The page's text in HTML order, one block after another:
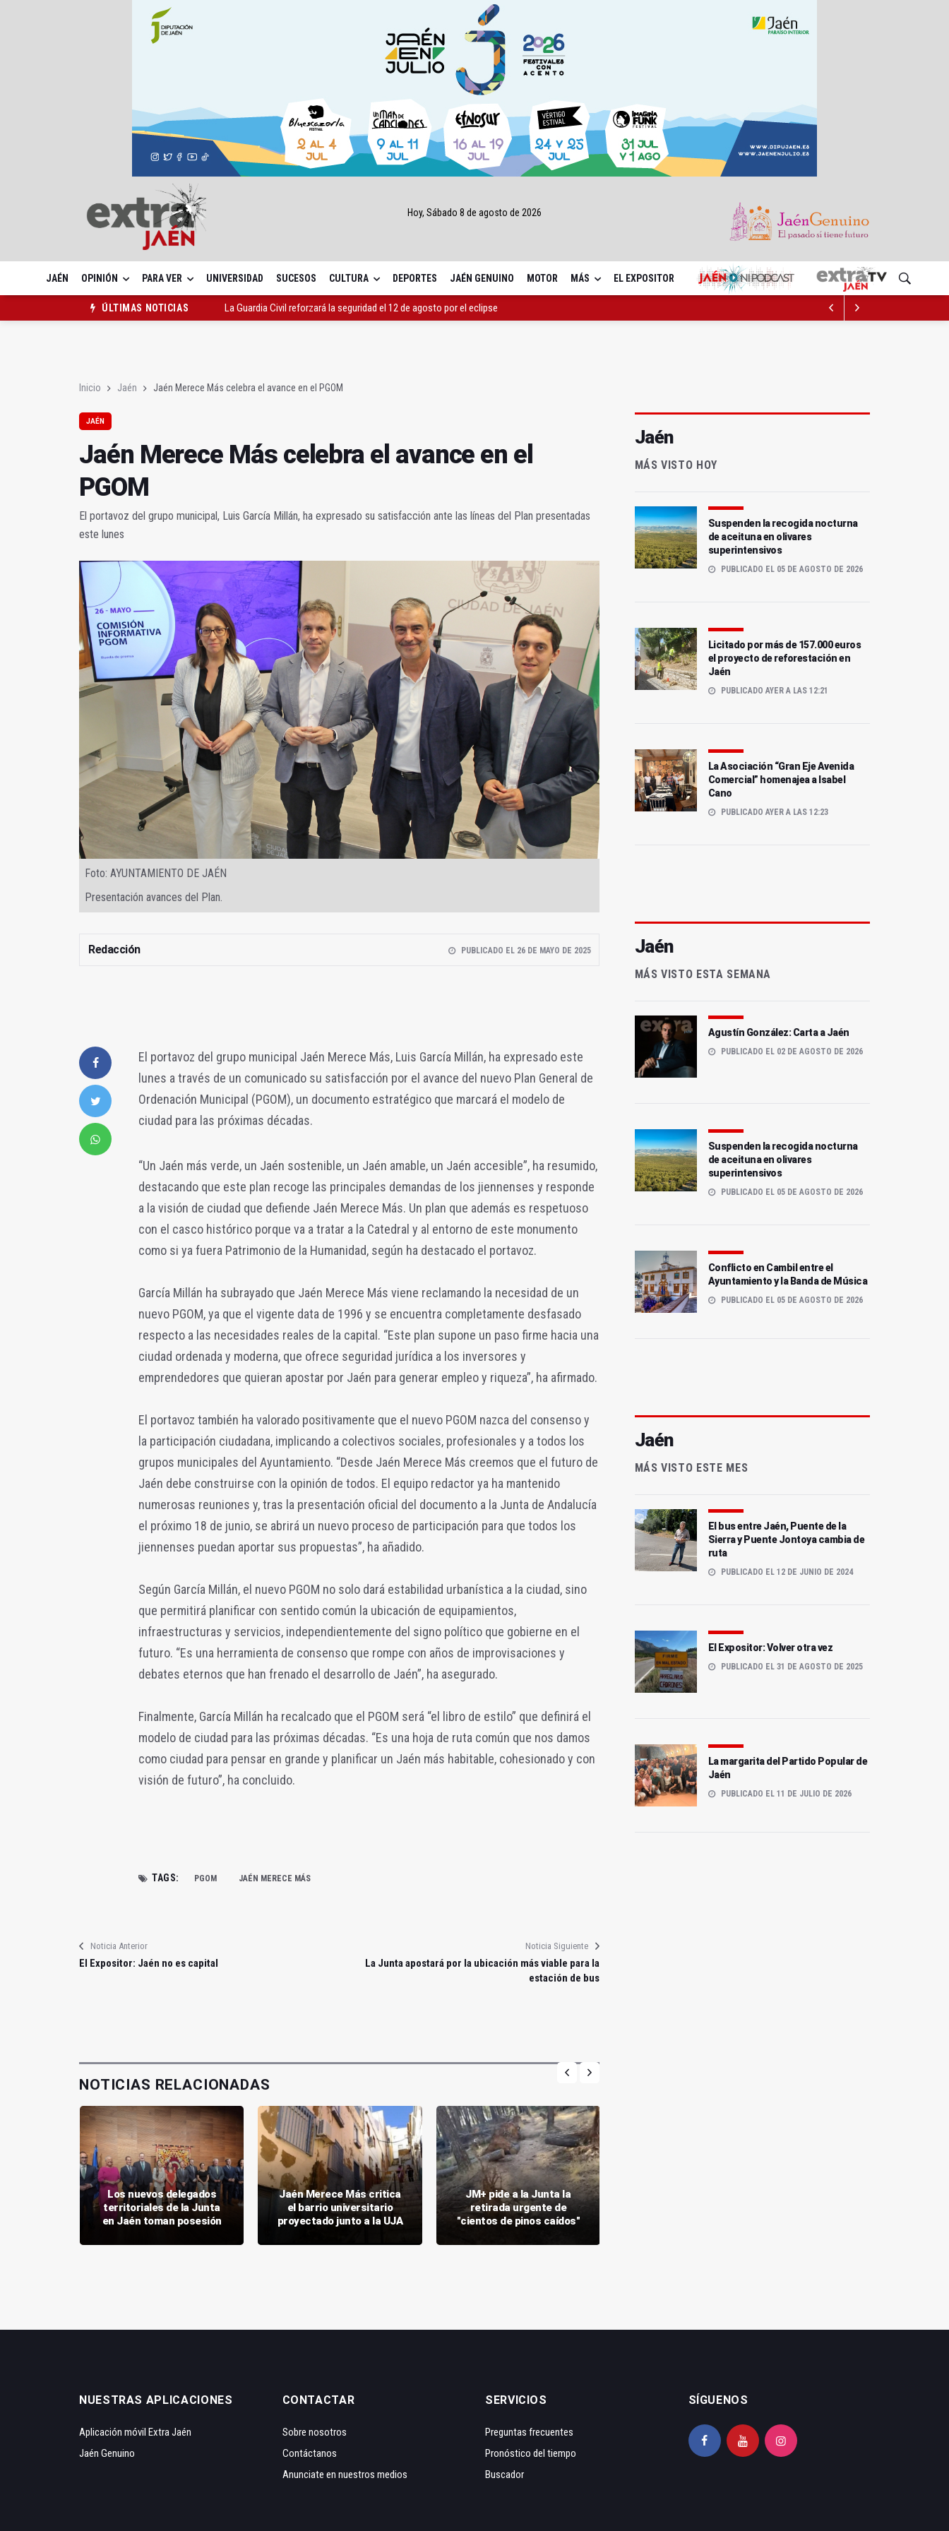
Hoy, Sábado 8 de agosto de 2026
JAÉN OPINIÓN PARA VER UNIVERSIDAD SUCESOS CULTURA DEPORTES JAÉN GENUINO MOTOR MÁS EL EXPOSITOR
ÚLTIMAS NOTICIAS
La Guardia Civil reforzará la seguridad el 12 de agosto por el eclipse
Inicio Jaén Jaén Merece Más celebra el avance en el PGOM
JAÉN
Jaén Merece Más celebra el avance en el
PGOM
El portavoz del grupo municipal, Luis García Millán, ha expresado su satisfacción ante las líneas del Plan presentadas
este lunes
Foto: AYUNTAMIENTO DE JAÉN
Presentación avances del Plan.
Redacción PUBLICADO EL 26 DE MAYO DE 2025
El portavoz del grupo municipal Jaén Merece Más, Luis García Millán, ha expresado este
lunes a través de un comunicado su satisfacción por el avance del nuevo Plan General de
Ordenación Municipal (PGOM), un documento estratégico que marcará el modelo de
ciudad para las próximas décadas.
“Un Jaén más verde, un Jaén sostenible, un Jaén amable, un Jaén accesible”, ha resumido,
destacando que este plan recoge las principales demandas de los jiennenses y responde
a la visión de ciudad que defiende Jaén Merece Más. Un plan que además es respetuoso
con el casco histórico porque va a tratar a la Catedral y al entorno de este monumento
como si ya fuera Patrimonio de la Humanidad, según ha destacado el portavoz.
García Millán ha subrayado que Jaén Merece Más viene reclamando la necesidad de un
nuevo PGOM, ya que el vigente data de 1996 y se encuentra completamente desfasado
respecto a las necesidades reales de la capital. “Este plan supone un paso firme hacia una
ciudad ordenada y moderna, que ofrece seguridad jurídica a los inversores y
emprendedores que quieran apostar por Jaén para generar empleo y riqueza”, ha afirmado.
El portavoz también ha valorado positivamente que el nuevo PGOM nazca del consenso y
la participación ciudadana, implicando a colectivos sociales, profesionales y a todos los
grupos municipales del Ayuntamiento. “Desde Jaén Merece Más creemos que el futuro de
Jaén debe construirse con la opinión de todos. El equipo redactor ya ha mantenido
numerosas reuniones y, tras la presentación oficial del documento a la Junta de Andalucía
el próximo 18 de junio, se abrirá un nuevo proceso de participación para que todos los
jiennenses puedan aportar sus propuestas”, ha añadido.
Según García Millán, el nuevo PGOM no solo dará estabilidad urbanística a la ciudad, sino
que permitirá planificar con sentido común la ubicación de equipamientos,
infraestructuras y servicios, independientemente del signo político que gobierne en el
futuro. “Es una herramienta de consenso que rompe con años de improvisaciones y
debates eternos que han frenado el desarrollo de Jaén”, ha asegurado.
Finalmente, García Millán ha recalcado que el PGOM será “el libro de estilo” que definirá el
modelo de ciudad para las próximas décadas. “Es una hoja de ruta común que nos damos
como ciudad para pensar en grande y planificar un Jaén más habitable, cohesionado y con
visión de futuro”, ha concluido.
TAGS: PGOM JAÉN MERECE MÁS
Noticia Anterior
El Expositor: Jaén no es capital
Noticia Siguiente
La Junta apostará por la ubicación más viable para la
estación de bus
NOTICIAS RELACIONADAS
Los nuevos delegados
territoriales de la Junta
en Jaén toman posesión
Jaén Merece Más critica
el barrio universitario
proyectado junto a la UJA
JM+ pide a la Junta la
retirada urgente de
"cientos de pinos caídos"
Jaén
MÁS VISTO HOY
Suspenden la recogida nocturna
de aceituna en olivares
superintensivos
PUBLICADO EL 05 DE AGOSTO DE 2026
Licitado por más de 157.000 euros
el proyecto de reforestación en
Jaén
PUBLICADO AYER A LAS 12:21
La Asociación “Gran Eje Avenida
Comercial” homenajea a Isabel
Cano
PUBLICADO AYER A LAS 12:23
Jaén
MÁS VISTO ESTA SEMANA
Agustín González: Carta a Jaén
PUBLICADO EL 02 DE AGOSTO DE 2026
Suspenden la recogida nocturna
de aceituna en olivares
superintensivos
PUBLICADO EL 05 DE AGOSTO DE 2026
Conflicto en Cambil entre el
Ayuntamiento y la Banda de Música
PUBLICADO EL 05 DE AGOSTO DE 2026
Jaén
MÁS VISTO ESTE MES
El bus entre Jaén, Puente de la
Sierra y Puente Jontoya cambia de
ruta
PUBLICADO EL 12 DE JUNIO DE 2024
El Expositor: Volver otra vez
PUBLICADO EL 31 DE AGOSTO DE 2025
La margarita del Partido Popular de
Jaén
PUBLICADO EL 11 DE JULIO DE 2026
NUESTRAS APLICACIONES
Aplicación móvil Extra Jaén
Jaén Genuino
CONTACTAR
Sobre nosotros
Contáctanos
Anunciate en nuestros medios
SERVICIOS
Preguntas frecuentes
Pronóstico del tiempo
Buscador
SÍGUENOS